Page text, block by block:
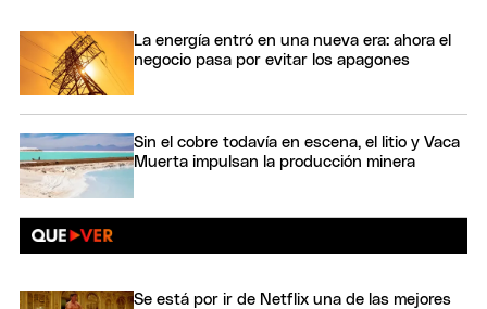
La energía entró en una nueva era: ahora el
negocio pasa por evitar los apagones
Sin el cobre todavía en escena, el litio y Vaca
Muerta impulsan la producción minera
Se está por ir de Netflix una de las mejores